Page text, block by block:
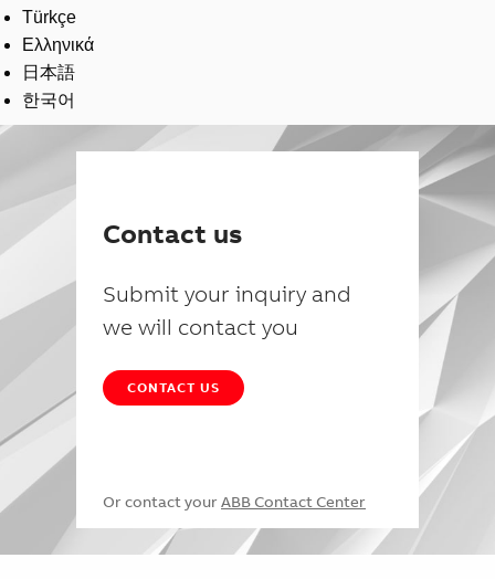
Türkçe
Ελληνικά
日本語
한국어
Contact us
Submit your inquiry and
we will contact you
CONTACT US
Or contact your ABB Contact Center